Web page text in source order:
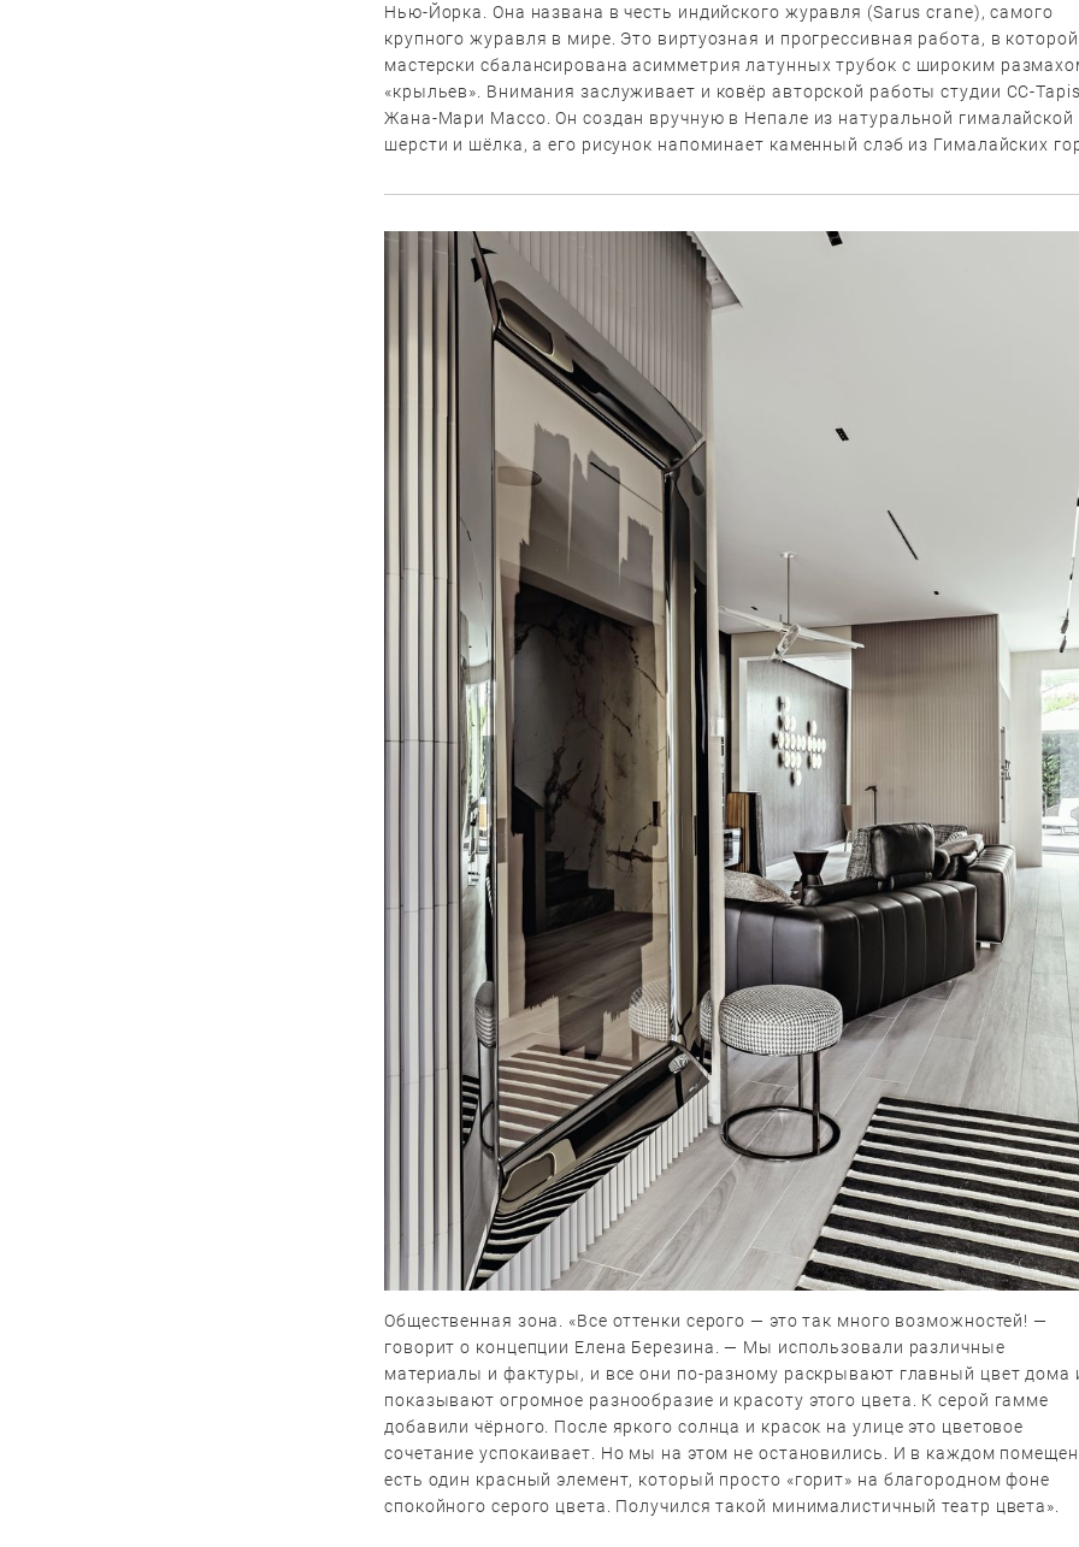
Нью-Йорка. Она названа в честь индийского журавля (Sarus crane), самого
крупного журавля в мире. Это виртуозная и прогрессивная работа, в которой
мастерски сбалансирована асимметрия латунных трубок с широким
«крыльев». Внимания заслуживает и ковёр авторской работы студии CC-
Жана-Мари Массо. Он создан вручную в Непале из натуральной гималайской
шерсти и шёлка, а его рисунок напоминает каменный слэб из Гималайских
Общественная зона. «Все оттенки серого — это так много возможностей! —
говорит о концепции Елена Березина. — Мы использовали различные
материалы и фактуры, и все они по-разному раскрывают главный цвет дома
показывают огромное разнообразие и красоту этого цвета. К серой гамме
добавили чёрного. После яркого солнца и красок на улице это цветовое
сочетание успокаивает. Но мы на этом не остановились. И в каждом
есть один красный элемент, который просто «горит» на благородном фоне
спокойного серого цвета. Получился такой минималистичный театр цвета».